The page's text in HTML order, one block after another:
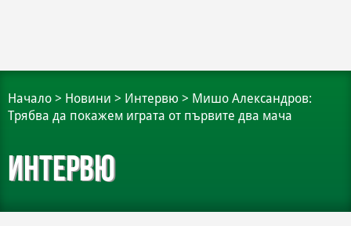
Начало > Новини > Интервю > Мишо Александров:
Трябва да покажем играта от първите два мача
Интервю